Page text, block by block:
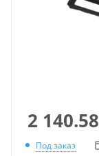
2 140.58
Под заказ